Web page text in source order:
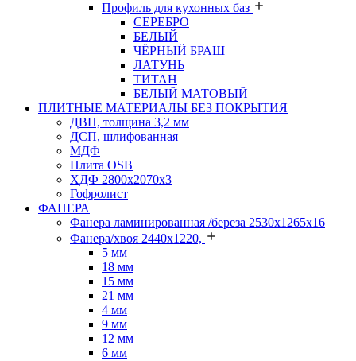
Профиль для кухонных баз
СЕРЕБРО
БЕЛЫЙ
ЧЁРНЫЙ БРАШ
ЛАТУНЬ
ТИТАН
БЕЛЫЙ МАТОВЫЙ
ПЛИТНЫЕ МАТЕРИАЛЫ БЕЗ ПОКРЫТИЯ
ДВП, толщина 3,2 мм
ДСП, шлифованная
МДФ
Плита OSB
ХДФ 2800х2070х3
Гофролист
ФАНЕРА
Фанера ламинированная /береза 2530х1265х16
Фанера/хвоя 2440х1220,
5 мм
18 мм
15 мм
21 мм
4 мм
9 мм
12 мм
6 мм